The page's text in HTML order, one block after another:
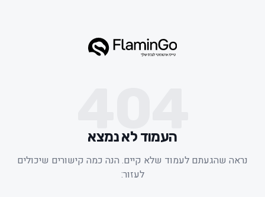
העמוד לא נמצא
שהגעתם לעמוד שלא קיים. הנה כמה קישורים שיכולים
לעזור: